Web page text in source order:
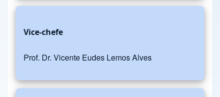
Vice-chefe
Prof. Dr. Vicente Eudes Lemos Alves